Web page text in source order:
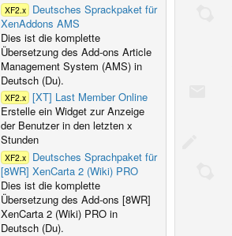
XF2.x
Deutsches Sprackpaket für
XenAddons AMS
Dies ist die komplette
Übersetzung des Add-ons Article
Management System (AMS) in
Deutsch (Du).
XF2.x [XT] Last Member Online
Erstelle ein Widget zur Anzeige
der Benutzer in den letzten x
Stunden
XF2.x
Deutsches Sprachpaket für
[8WR] XenCarta 2 (Wiki) PRO
Dies ist die komplette
Übersetzung des Add-ons [8WR]
XenCarta 2 (Wiki) PRO in
Deutsch (Du).